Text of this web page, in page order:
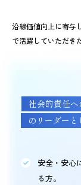
沿線価値向上に寄与
で活躍していただき
社会的責任へ
のリーダー
安全・安心
る方。